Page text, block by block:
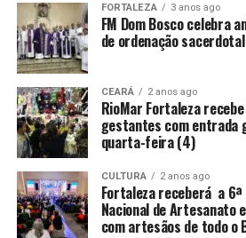
FORTALEZA 3 anos ago
FM Dom Bosco celebra
de ordenação
CEARÁ 2 anos ago
RioMar Fortaleza
gestantes com
quarta-feira (4)
CULTURA 2 anos ago
Fortaleza receberá a 6ª
Nacional de Artesanato
com artesãos de todo o